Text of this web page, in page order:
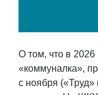
О том, что в 2026
«коммуналка»,
с ноября («Труд»